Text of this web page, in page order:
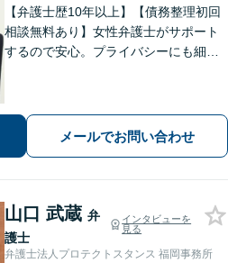
【弁護士歴10年以上】【債務整理初回
相談無料あり】女性弁護士がサポート
するので安心。プライバシーにも細心
い。【完全個室で相談】【駐車場あ
り】
メールでお問い合わせ
山口 武蔵 弁
護士
インタビューを
見る
弁護士法人プロテクトスタンス 福岡事務所